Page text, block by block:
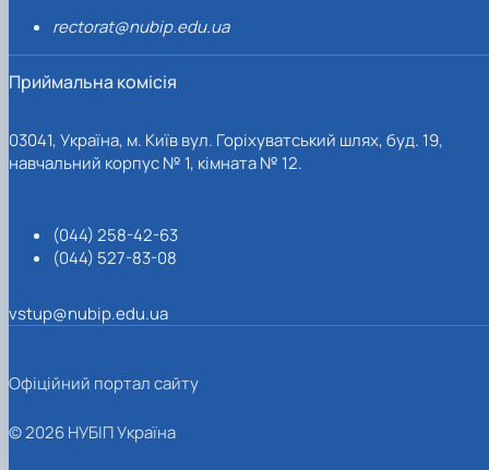
rectorat@nubip.edu.ua
Приймальна комісія
03041, Україна, м. Київ вул. Горіхуватський шлях, буд. 19,
навчальний корпус № 1, кімната № 12.
(044) 258-42-63
(044) 527-83-08
vstup@nubip.edu.ua
Офіційний портал сайту
© 2026 НУБІП Україна